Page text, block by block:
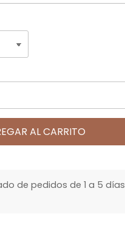
AL CARRITO
de pedidos de 1 a 5 días